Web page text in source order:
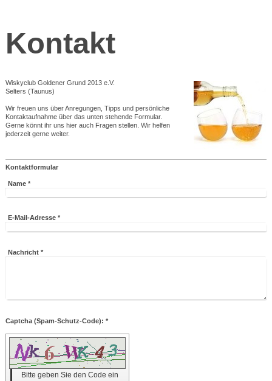
Kontakt
Wiskyclub Goldener Grund 2013 e.V.
Selters (Taunus)
Wir freuen uns über Anregungen, Tipps und persönliche
Kontaktaufnahme über das unten stehende Formular.
Gerne könnt ihr uns hier auch Fragen stellen. Wir helfen
jederzeit gerne weiter.
Kontaktformular
Name *
E-Mail-Adresse *
Nachricht *
Captcha (Spam-Schutz-Code): *
Bitte geben Sie den Code ein